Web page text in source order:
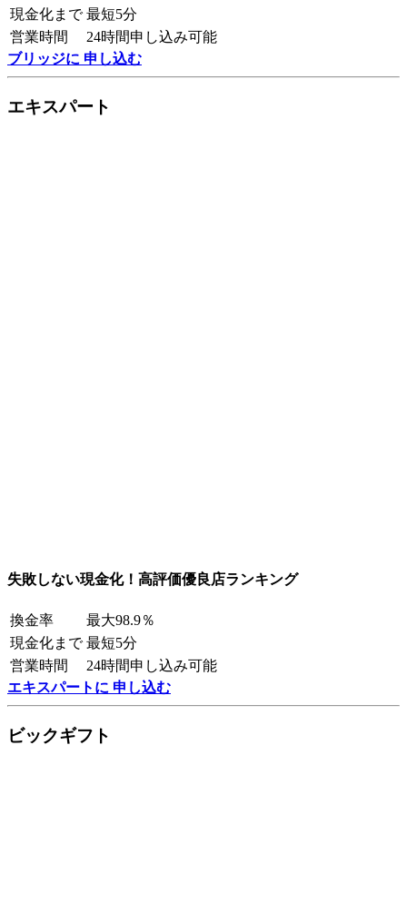
現金化まで 最短5分
営業時間
24時間申し込み可能
ブリッジに 申し込む
エキスパート
失敗しない現金化！高評価優良店ランキング
換金率
最大98.9％
現金化まで 最短5分
営業時間
24時間申し込み可能
エキスパートに 申し込む
ビックギフト